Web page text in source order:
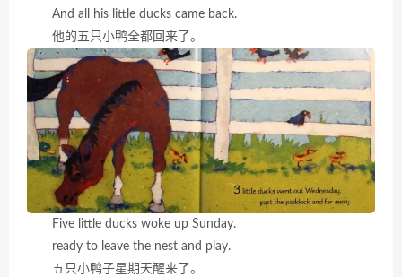
And all his little ducks came back.
他的五只小鸭全都回来了。
Five little ducks woke up Sunday.
ready to leave the nest and play.
五只小鸭子星期天醒来了。